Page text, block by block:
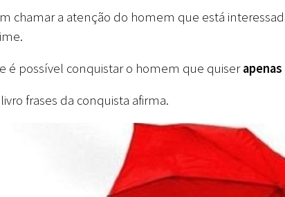
chamar a atenção do homem que está
é possível conquistar o homem que quiser
frases da conquista afirma.